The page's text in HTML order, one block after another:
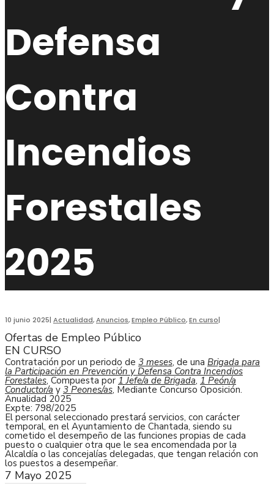
Defensa
Contra
Incendios
Forestales
2025
10 junio 2025| Actualidad,Anuncios,Empleo Público,En curso|
Ofertas de Empleo Público
EN CURSO
Contratación por un periodo de 3 meses, de una Brigada para
la Participación en Prevención y Defensa Contra Incendios
Forestales, Compuesta por 1 Jefe/a de Brigada, 1 Peón/a
Conductor/a y 3 Peones/as, Mediante Concurso Oposición.
Anualidad 2025
Expte: 798/2025
El personal seleccionado prestará servicios, con carácter
temporal, en el Ayuntamiento de Chantada, siendo su
cometido el desempeño de las funciones propias de cada
puesto o cualquier otra que le sea encomendada por la
Alcaldía o las concejalías delegadas, que tengan relación con
los puestos a desempeñar.
7 Mayo 2025